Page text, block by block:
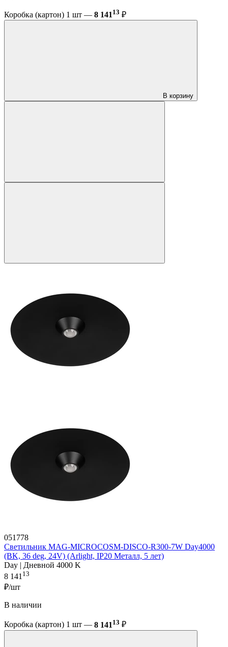
Коробка (картон) 1 шт — 8 141 13 ₽
В корзину
051778
Светильник MAG-MICROCOSM-DISCO-R300-7W Day4000
(BK, 36 deg, 24V) (Arlight, IP20 Металл, 5 лет)
Day | Дневной 4000 K
8 141 13
₽/шт
В наличии
Коробка (картон) 1 шт — 8 141 13 ₽